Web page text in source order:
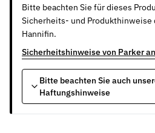
Bitte beachten Sie für dieses
Sicherheits- und Produkthinweise
Hannifin.
Sicherheitshinweise von Parker
Bitte beachten Sie auch
Haftungshinweise